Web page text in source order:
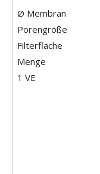
Ø Membran
Porengröße
Filterfläche
Menge
1 VE